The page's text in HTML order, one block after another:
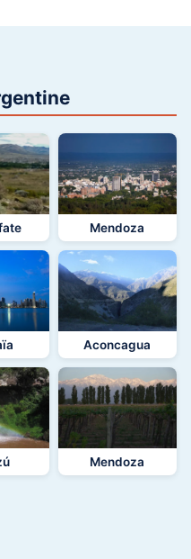
Mendoza
Aconcagua
Mendoza